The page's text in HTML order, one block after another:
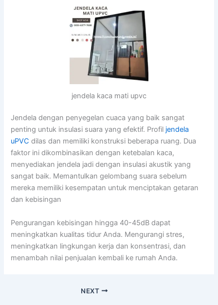
jendela kaca mati upvc
Jendela dengan penyegelan cuaca yang baik sangat
penting untuk insulasi suara yang efektif. Profil jendela
uPVC dilas dan memiliki konstruksi beberapa ruang. Dua
faktor ini dikombinasikan dengan ketebalan kaca,
menyediakan jendela jadi dengan insulasi akustik yang
sangat baik. Memantulkan gelombang suara sebelum
mereka memiliki kesempatan untuk menciptakan getaran
dan kebisingan
Pengurangan kebisingan hingga 40-45dB dapat
meningkatkan kualitas tidur Anda. Mengurangi stres,
meningkatkan lingkungan kerja dan konsentrasi, dan
menambah nilai penjualan kembali ke rumah Anda.
NEXT